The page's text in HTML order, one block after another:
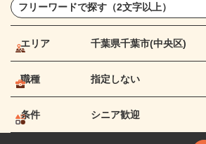
エリア 千葉県千葉市(中央区)
職種 指定しない
条件 シニア歓迎